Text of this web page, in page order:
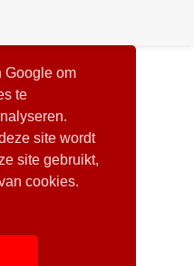
Google om
te
site wordt
site gebruikt,
cookies.